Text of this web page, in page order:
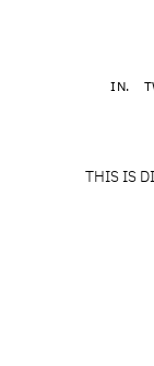
IN.
THIS IS